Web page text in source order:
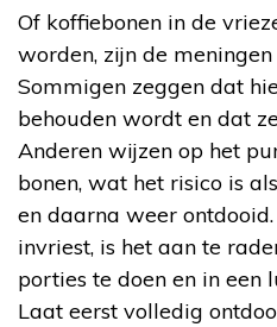
Of koffiebonen in de
worden, zijn de
Sommigen zeggen dat
behouden wordt en dat
Anderen wijzen op het
bonen, wat het risico is
en daarna weer
invriest, is het aan te
porties te doen en in een
Laat eerst volledig